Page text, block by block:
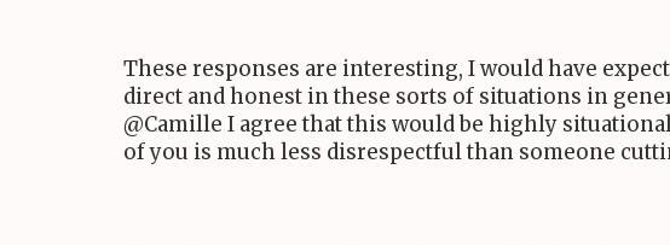
These responses are interesting, I would have
direct and honest in these sorts of situations in
@Camille I agree that this would be highly
of you is much less disrespectful than someone